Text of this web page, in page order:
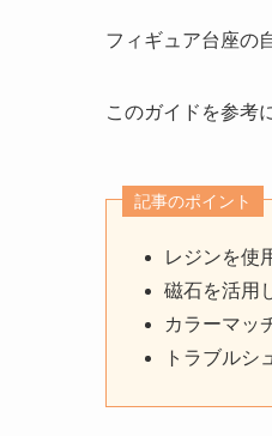
フィギュア台座の
このガイドを参考
記事のポイント
レジンを使
磁石を活用
カラーマッ
トラブルシ